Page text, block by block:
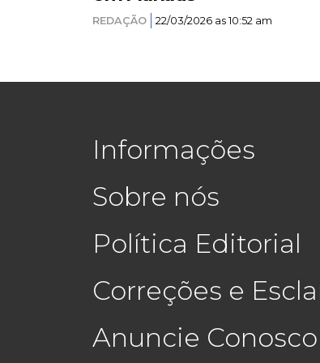
REDAÇÃO 22/03/2026 as 10:52 am
Informações
Sobre nós
Política Editorial
Correções e
Anuncie Conosco